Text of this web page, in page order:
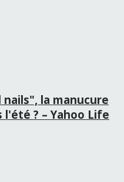
la manucure
? – Yahoo Life